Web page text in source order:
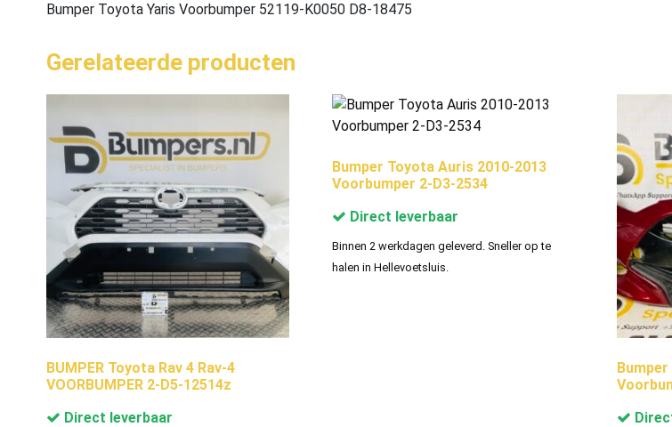
Bumper Toyota Yaris Voorbumper 52119-K0050 D8-18475
Gerelateerde producten
BUMPER Toyota Rav 4 Rav-4
VOORBUMPER 2-D5-12514z
Direct leverbaar
Bumper Toyota Auris 2010-2013
Voorbumper 2-D3-2534
Direct leverbaar
Binnen 2 werkdagen geleverd. Sneller op te
halen in Hellevoetsluis.